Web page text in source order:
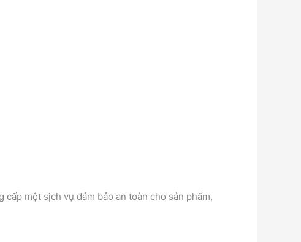
một sịch vụ đảm bảo an toàn cho sản phẩm,